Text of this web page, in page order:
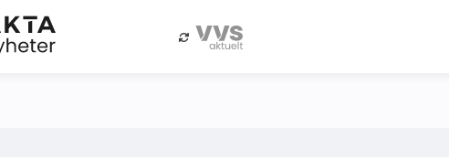
Jobbmarkedet Annonsere i Byggfakta Nyheter